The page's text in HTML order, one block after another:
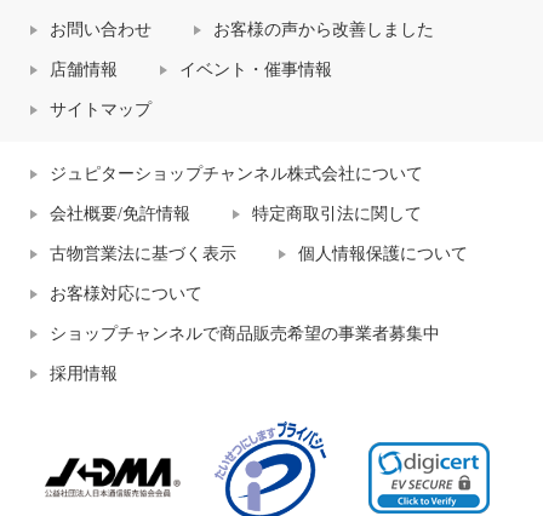
お問い合わせ お客様の声から改善しました
店舗情報 イベント・催事情報
サイトマップ
ジュピターショップチャンネル株式会社について
会社概要/免許情報 特定商取引法に関して
古物営業法に基づく表示 個人情報保護について
お客様対応について
ショップチャンネルで商品販売希望の事業者募集中
採用情報